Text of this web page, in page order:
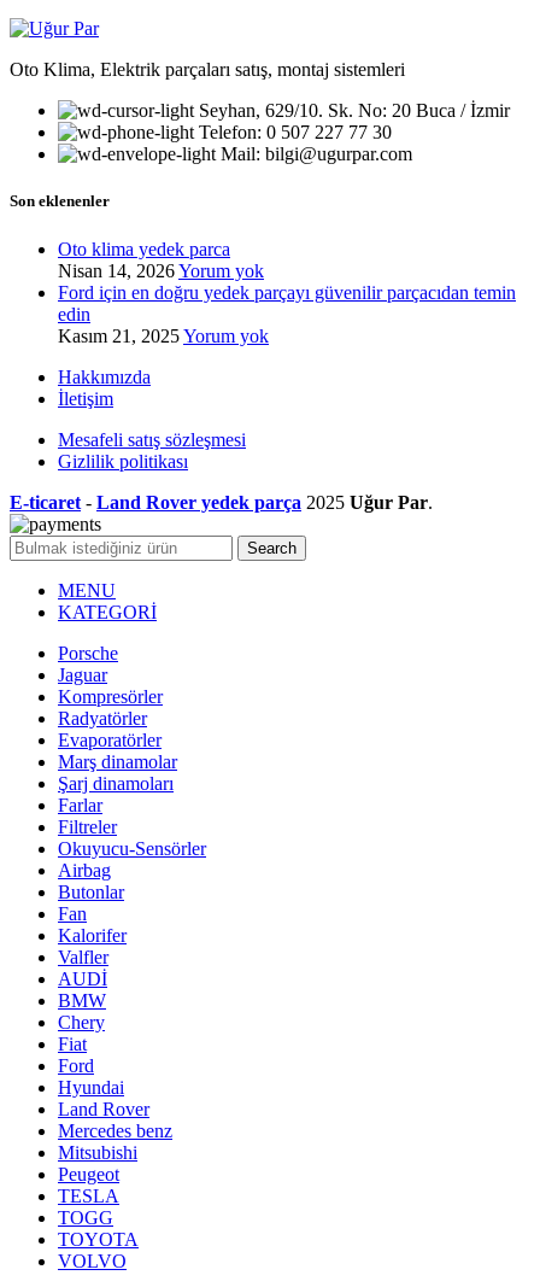
Oto Klima, Elektrik parçaları satış, montaj sistemleri
Seyhan, 629/10. Sk. No: 20 Buca / İzmir
Telefon: 0 507 227 77 30
Mail: bilgi@ugurpar.com
Son eklenenler
Oto klima yedek parca
Nisan 14, 2026Yorum yok
Ford için en doğru yedek parçayı güvenilir parçacıdan temin
edin
Kasım 21, 2025Yorum yok
Hakkımızda
İletişim
Mesafeli satış sözleşmesi
Gizlilik politikası
E-ticaret - Land Rover yedek parça 2025 Uğur Par.
Search
MENU
KATEGORİ
Porsche
Jaguar
Kompresörler
Radyatörler
Evaporatörler
Marş dinamolar
Şarj dinamoları
Farlar
Filtreler
Okuyucu-Sensörler
Airbag
Butonlar
Fan
Kalorifer
Valfler
AUDİ
BMW
Chery
Fiat
Ford
Hyundai
Land Rover
Mercedes benz
Mitsubishi
Peugeot
TESLA
TOGG
TOYOTA
VOLVO